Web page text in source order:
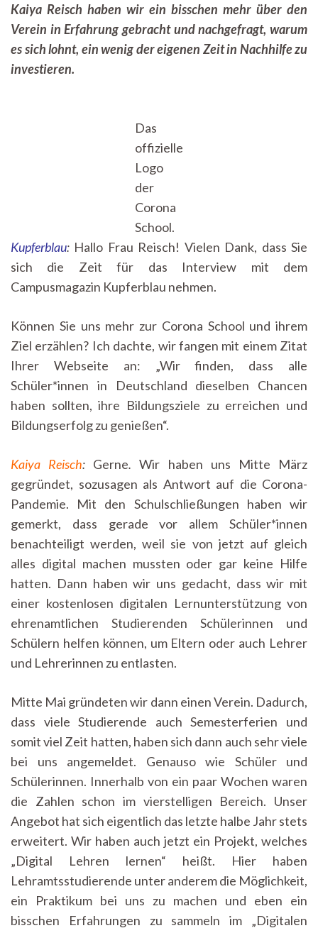
Kaiya Reisch haben wir ein bisschen mehr über den
Verein in Erfahrung gebracht und nachgefragt, warum
es sich lohnt, ein wenig der eigenen Zeit in Nachhilfe zu
investieren.
Das
offizielle
Logo
der
Corona
School.
Kupferblau: Hallo Frau Reisch! Vielen Dank, dass Sie
sich die Zeit für das Interview mit dem
Campusmagazin Kupferblau nehmen.
Können Sie uns mehr zur Corona School und ihrem
Ziel erzählen? Ich dachte, wir fangen mit einem Zitat
Ihrer Webseite an: „Wir finden, dass alle
Schüler*innen in Deutschland dieselben Chancen
haben sollten, ihre Bildungsziele zu erreichen und
Bildungserfolg zu genießen“.
Kaiya Reisch: Gerne.Wir haben uns Mitte März
gegründet, sozusagen als Antwort auf die Corona-
Pandemie. Mit den Schulschließungen haben wir
gemerkt, dass gerade vor allem Schüler*innen
benachteiligt werden, weil sie von jetzt auf gleich
alles digital machen mussten oder gar keine Hilfe
hatten. Dann haben wir uns gedacht, dass wir mit
einer kostenlosen digitalen Lernunterstützung von
ehrenamtlichen Studierenden Schülerinnen und
Schülern helfen können, um Eltern oder auch Lehrer
und Lehrerinnen zu entlasten.
Mitte Mai gründeten wir dann einen Verein. Dadurch,
dass viele Studierende auch Semesterferien und
somit viel Zeit hatten, haben sich dann auch sehr viele
bei uns angemeldet. Genauso wie Schüler und
Schülerinnen. Innerhalb von ein paar Wochen waren
die Zahlen schon im vierstelligen Bereich. Unser
Angebot hat sich eigentlich das letzte halbe Jahr stets
erweitert. Wir haben auch jetzt ein Projekt, welches
„Digital Lehren lernen“ heißt. Hier haben
Lehramtsstudierende unter anderem die Möglichkeit,
ein Praktikum bei uns zu machen und eben ein
bisschen Erfahrungen zu sammeln im „Digitalen